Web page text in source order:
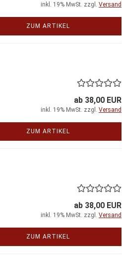
inkl. 19% MwSt. zzgl. Versand
ZUM ARTIKEL
ab 38,00 EUR
inkl. 19% MwSt. zzgl. Versand
ZUM ARTIKEL
ab 38,00 EUR
inkl. 19% MwSt. zzgl. Versand
ZUM ARTIKEL